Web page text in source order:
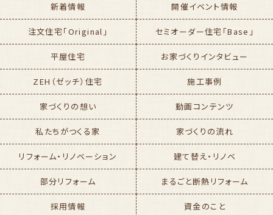
新着情報 開催イベント情報
注文住宅「Original」 セミオーダー住宅「Base」
平屋住宅 お家づくりインタビュー
ZEH（ゼッチ）住宅 施工事例
家づくりの想い 動画コンテンツ
私たちがつくる家 家づくりの流れ
リフォーム・リノベーション 建て替え・リノベ
部分リフォーム まるごと断熱リフォーム
採用情報 資金のこと